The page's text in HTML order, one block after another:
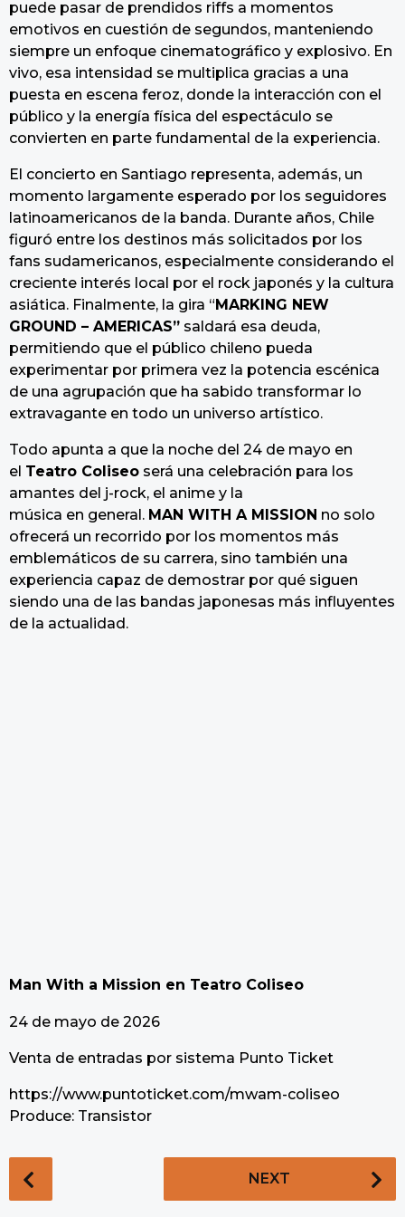
puede pasar de prendidos riffs a momentos
emotivos en cuestión de segundos, manteniendo
siempre un enfoque cinematográfico y explosivo. En
vivo, esa intensidad se multiplica gracias a una
puesta en escena feroz, donde la interacción con el
público y la energía física del espectáculo se
convierten en parte fundamental de la experiencia.
El concierto en Santiago representa, además, un
momento largamente esperado por los seguidores
latinoamericanos de la banda. Durante años, Chile
figuró entre los destinos más solicitados por los
fans sudamericanos, especialmente considerando el
creciente interés local por el rock japonés y la cultura
asiática. Finalmente, la gira “MARKING NEW
GROUND – AMERICAS” saldará esa deuda,
permitiendo que el público chileno pueda
experimentar por primera vez la potencia escénica
de una agrupación que ha sabido transformar lo
extravagante en todo un universo artístico.
Todo apunta a que la noche del 24 de mayo en
el Teatro Coliseo será una celebración para los
amantes del j-rock, el anime y la
música en general. MAN WITH A MISSION no solo
ofrecerá un recorrido por los momentos más
emblemáticos de su carrera, sino también una
experiencia capaz de demostrar por qué siguen
siendo una de las bandas japonesas más influyentes
de la actualidad.
Man With a Mission en Teatro Coliseo
24 de mayo de 2026
Venta de entradas por sistema Punto Ticket
https://www.puntoticket.com/mwam-coliseo
Produce: Transistor
o
NEXT